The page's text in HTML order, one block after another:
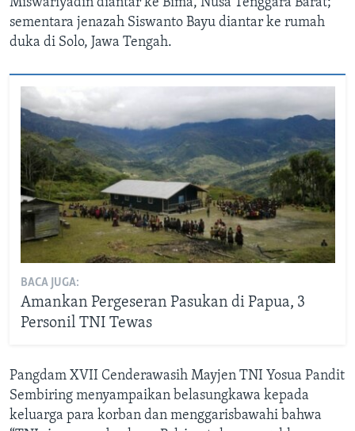
Miswariyadin diantar ke Bima, Nusa Tenggara Barat;
sementara jenazah Siswanto Bayu diantar ke rumah
duka di Solo, Jawa Tengah.
BACA JUGA:
Amankan Pergeseran Pasukan di Papua, 3
Personil TNI Tewas
Pangdam XVII Cenderawasih Mayjen TNI Yosua Pandit
Sembiring menyampaikan belasungkawa kepada
keluarga para korban dan menggarisbawahi bahwa